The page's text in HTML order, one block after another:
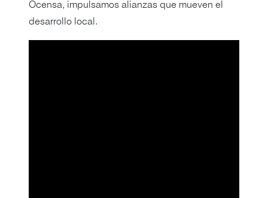
Ocensa, impulsamos alianzas que mueven el
desarrollo local.